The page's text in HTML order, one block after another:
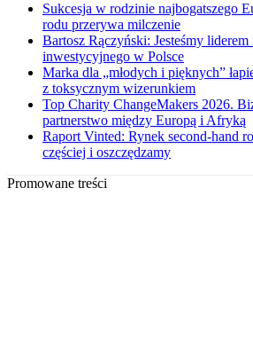
Sukcesja w rodzinie najbogatszego
rodu przerywa milczenie
Bartosz Rączyński: Jesteśmy liderem
inwestycyjnego w Polsce
Marka dla „młodych i pięknych”
z toksycznym wizerunkiem
Top Charity ChangeMakers 2026.
partnerstwo między Europą i Afryką
Raport Vinted: Rynek second-hand
częściej i oszczędzamy
Promowane treści